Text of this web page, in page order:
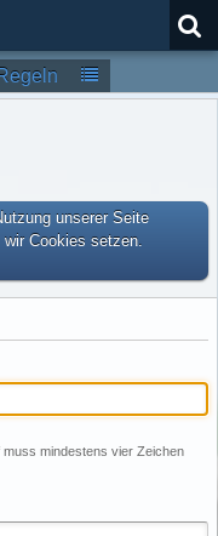
unserer Seite
Cookies setzen.
muss mindestens vier Zeichen